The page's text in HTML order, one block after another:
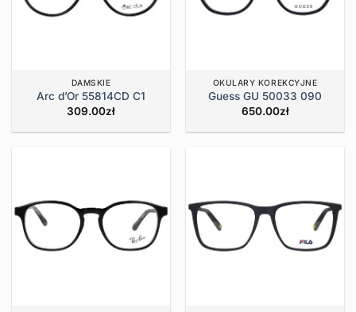
DAMSKIE
Arc d’Or 55814CD C1
309.00zł
OKULARY KOREKCYJNE
Guess GU 50033 090
650.00zł